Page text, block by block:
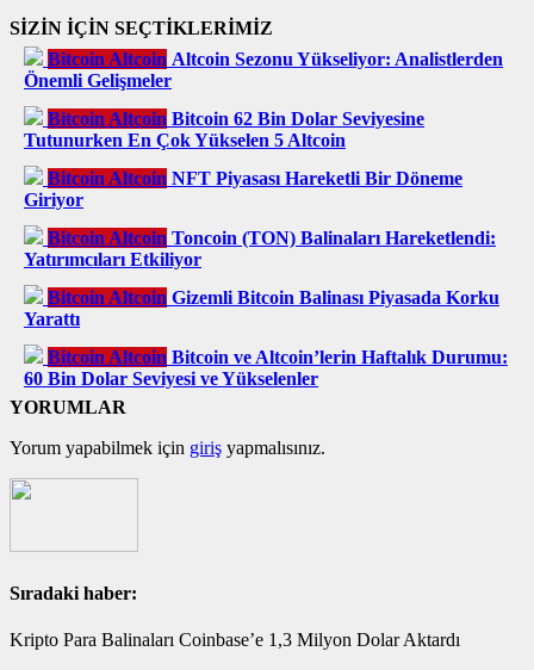
SİZİN İÇİN SEÇTİKLERİMİZ
Bitcoin Altcoin Altcoin Sezonu Yükseliyor: Analistlerden
Önemli Gelişmeler
Bitcoin Altcoin Bitcoin 62 Bin Dolar Seviyesine
Tutunurken En Çok Yükselen 5 Altcoin
Bitcoin Altcoin NFT Piyasası Hareketli Bir Döneme
Giriyor
Bitcoin Altcoin Toncoin (TON) Balinaları Hareketlendi:
Yatırımcıları Etkiliyor
Bitcoin Altcoin Gizemli Bitcoin Balinası Piyasada Korku
Yarattı
Bitcoin Altcoin Bitcoin ve Altcoin’lerin Haftalık Durumu:
60 Bin Dolar Seviyesi ve Yükselenler
YORUMLAR
Yorum yapabilmek için giriş yapmalısınız.
Sıradaki haber:
Kripto Para Balinaları Coinbase’e 1,3 Milyon Dolar Aktardı